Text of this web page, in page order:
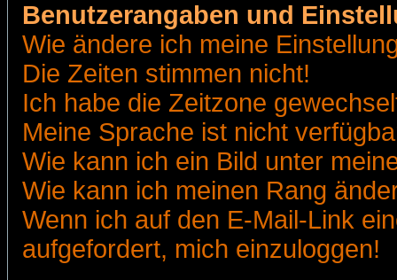
Benutzerangaben und
Wie ändere ich meine
Die Zeiten stimmen nicht!
Ich habe die Zeitzone
Meine Sprache ist nicht
Wie kann ich ein Bild unter
Wie kann ich meinen Rang
Wenn ich auf den E-Mail-Link
aufgefordert, mich einzuloggen!